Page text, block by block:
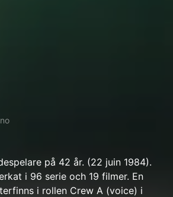
på 42 år. (22 juin 1984).
i 96 serie och 19 filmer. En
i rollen Crew A (voice) i